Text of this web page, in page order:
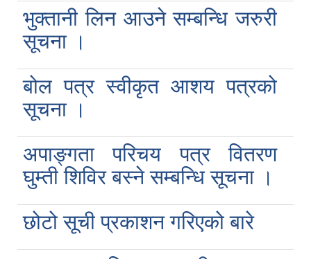
भुक्तानी लिन आउने सम्बन्धि जरुरी
सूचना ।
बोल पत्र स्वीकृत आशय पत्रको
सूचना ।
अपाङ्गता परिचय पत्र वितरण
घुम्ती शिविर बस्ने सम्बन्धि सूचना ।
छोटो सूची प्रकाशन गरिएको बारे